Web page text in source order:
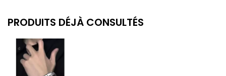
PRODUITS DÉJÀ CONSULTÉS